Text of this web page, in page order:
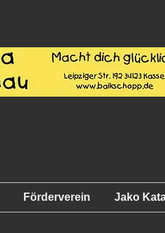
Förderverein Jako